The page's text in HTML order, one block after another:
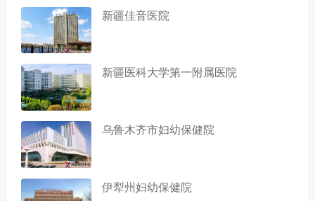
新疆佳音医院
新疆医科大学第一附属医院
乌鲁木齐市妇幼保健院
伊犁州妇幼保健院